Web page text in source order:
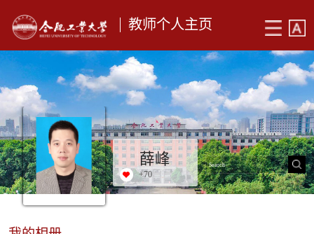
教师个人主页
薛峰
+70